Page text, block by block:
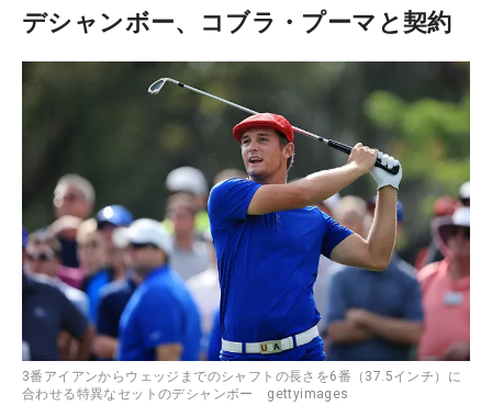
デシャンボー、コブラ・プーマと契約
3番アイアンからウェッジまでのシャフトの長さを6番（37.5インチ）に
合わせる特異なセットのデシャンボー gettyimages